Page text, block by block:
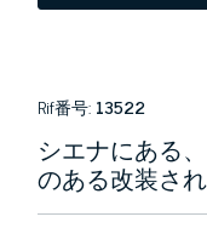
Rif番号: 13522
シエナにある
のある改装さ